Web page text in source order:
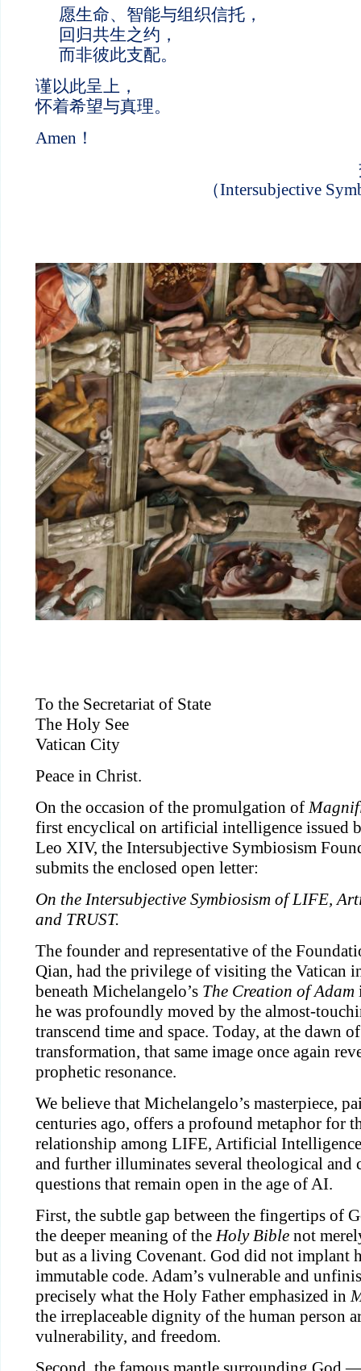
愿生命、智能与组织信托，
回归共生之约，
而非彼此支配。
谨以此呈上，
怀着希望与真理。
Amen！
（Intersubjective
To the Secretariat of State
The Holy See
Vatican City
Peace in Christ.
On the occasion of the promulgation of
first encyclical on artificial intelligence issued
Leo XIV, the Intersubjective Symbiosism
submits the enclosed open letter:
On the Intersubjective Symbiosism of LIFE,
and TRUST.
The founder and representative of the
Qian, had the privilege of visiting the Vatican
beneath Michelangelo’s The Creation of Adam
he was profoundly moved by the almost-
transcend time and space. Today, at the dawn
transformation, that same image once again
prophetic resonance.
We believe that Michelangelo’s masterpiece,
centuries ago, offers a profound metaphor for
relationship among LIFE, Artificial
and further illuminates several theological
questions that remain open in the age of AI.
First, the subtle gap between the fingertips of
the deeper meaning of the Holy Bible not
but as a living Covenant. God did not implant
immutable code. Adam’s vulnerable and
precisely what the Holy Father emphasized in
the irreplaceable dignity of the human person
vulnerability, and freedom.
Second, the famous mantle surrounding God